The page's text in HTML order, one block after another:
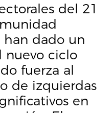
del 21
han dado un
nuevo ciclo
fuerza al
de izquierdas
en